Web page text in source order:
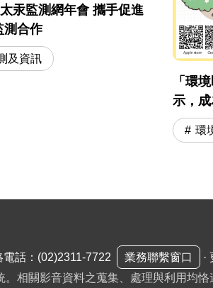
汞監測網年會 攜手促進
測合作
及資訊
「環
示，
環
話： (02)2311-7722 業務聯繫窗口 ·
相關影音資料之蒐集、處理與利用均